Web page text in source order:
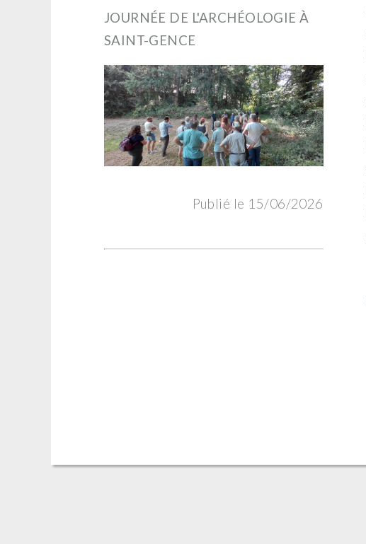
JOURNÉE DE L'ARCHÉOLOGIE À
SAINT-GENCE
Publié le 15/06/2026